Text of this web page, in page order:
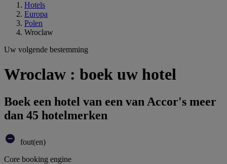
Hotels
Europa
Polen
Wroclaw
Uw volgende bestemming
Wroclaw : boek uw hotel
Boek een hotel van een van Accor's meer
dan 45 hotelmerken
fout(en)
Core booking engine